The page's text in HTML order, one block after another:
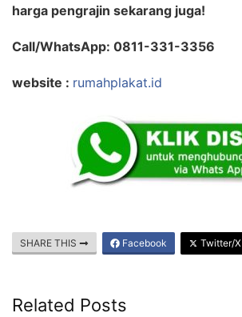
harga pengrajin sekarang juga!
Call/WhatsApp: 0811-331-3356
website : rumahplakat.id
SHARE THIS Facebook Twitter/X
Related Posts